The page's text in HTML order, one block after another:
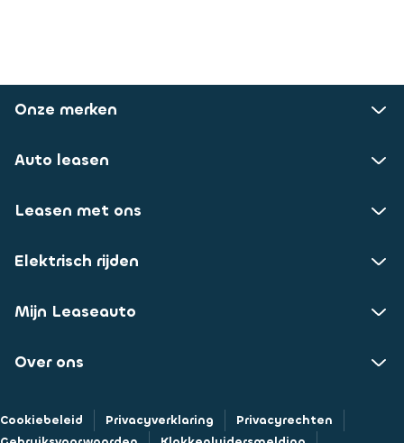
Onze merken
Auto leasen
Leasen met ons
Elektrisch rijden
Mijn Leaseauto
Over ons
Cookiebeleid Privacyverklaring
Privacyrechten